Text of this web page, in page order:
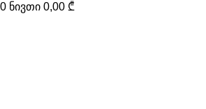
0 ნივთი 0,00 ₾